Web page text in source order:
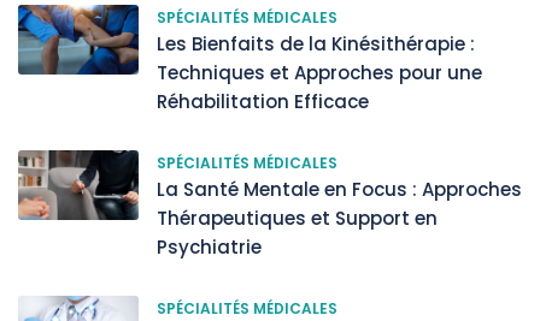
SPÉCIALITÉS MÉDICALES
Les Bienfaits de la Kinésithérapie :
Techniques et Approches pour une
Réhabilitation Efficace
SPÉCIALITÉS MÉDICALES
La Santé Mentale en Focus : Approches
Thérapeutiques et Support en
Psychiatrie
SPÉCIALITÉS MÉDICALES